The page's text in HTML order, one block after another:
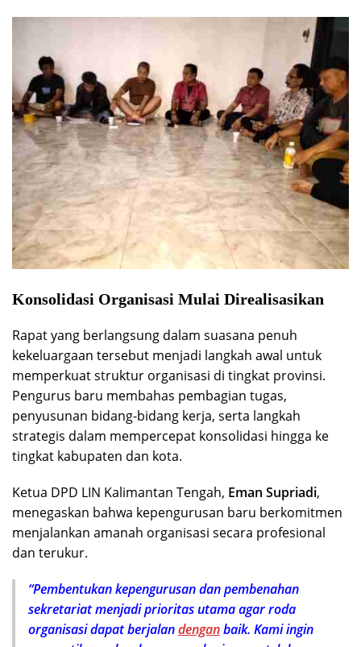
Konsolidasi Organisasi Mulai Direalisasikan
Rapat yang berlangsung dalam suasana penuh
kekeluargaan tersebut menjadi langkah awal untuk
memperkuat struktur organisasi di tingkat provinsi.
Pengurus baru membahas pembagian tugas,
penyusunan bidang-bidang kerja, serta langkah
strategis dalam mempercepat konsolidasi hingga ke
tingkat kabupaten dan kota.
Ketua DPD LIN Kalimantan Tengah, Eman Supriadi,
menegaskan bahwa kepengurusan baru berkomitmen
menjalankan amanah organisasi secara profesional
dan terukur.
“Pembentukan kepengurusan dan pembenahan
sekretariat menjadi prioritas utama agar roda
organisasi dapat berjalandenganbaik. Kami ingin